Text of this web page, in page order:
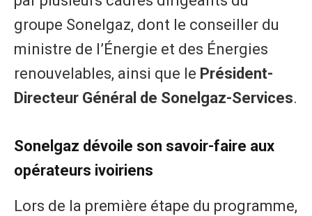
groupe Sonelgaz, dont le conseiller du
ministre de l’Énergie et des Énergies
renouvelables, ainsi que le Président-
Directeur Général de Sonelgaz-Services.
Sonelgaz dévoile son savoir-faire aux
opérateurs ivoiriens
Lors de la première étape du programme,